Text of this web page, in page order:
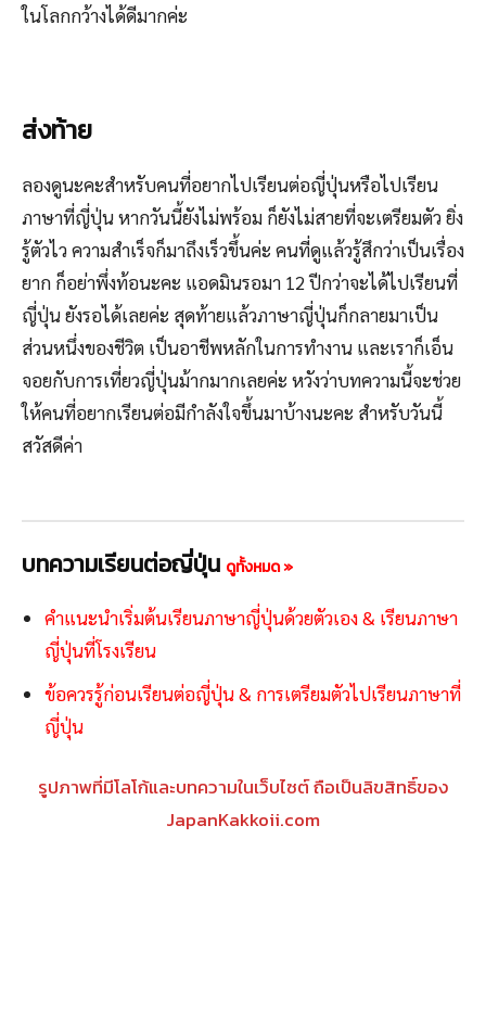
ในโลกกว้างได้ดีมากค่ะ
ส่งท้าย
ลองดูนะคะสำหรับคนที่อยากไปเรียนต่อญี่ปุ่นหรือไปเรียน
ภาษาที่ญี่ปุ่น หากวันนี้ยังไม่พร้อม ก็ยังไม่สายที่จะเตรียมตัว ยิ่ง
รู้ตัวไว ความสำเร็จก็มาถึงเร็วขึ้นค่ะ คนที่ดูแล้วรู้สึกว่าเป็นเรื่อง
ยาก ก็อย่าพึ่งท้อนะคะ แอดมินรอมา 12 ปีกว่าจะได้ไปเรียนที่
ญี่ปุ่น ยังรอได้เลยค่ะ สุดท้ายแล้วภาษาญี่ปุ่นก็กลายมาเป็น
ส่วนหนึ่งของชีวิต เป็นอาชีพหลักในการทำงาน และเราก็เอ็น
จอยกับการเที่ยวญี่ปุ่นม้ากมากเลยค่ะ หวังว่าบทความนี้จะช่วย
ให้คนที่อยากเรียนต่อมีกำลังใจขึ้นมาบ้างนะคะ สำหรับวันนี้
สวัสดีค่า
บทความเรียนต่อญี่ปุ่น ดูทั้งหมด »
คำแนะนำเริ่มต้นเรียนภาษาญี่ปุ่นด้วยตัวเอง & เรียนภาษา
ญี่ปุ่นที่โรงเรียน
ข้อควรรู้ก่อนเรียนต่อญี่ปุ่น & การเตรียมตัวไปเรียนภาษาที่
ญี่ปุ่น
รูปภาพที่มีโลโก้และบทความในเว็บไซต์ ถือเป็นลิขสิทธิ์ของ
JapanKakkoii.com